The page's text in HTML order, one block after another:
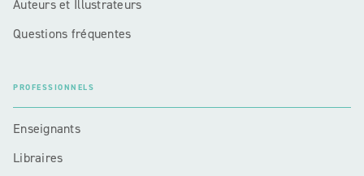
Auteurs et Illustrateurs
Questions fréquentes
PROFESSIONNELS
Enseignants
Libraires